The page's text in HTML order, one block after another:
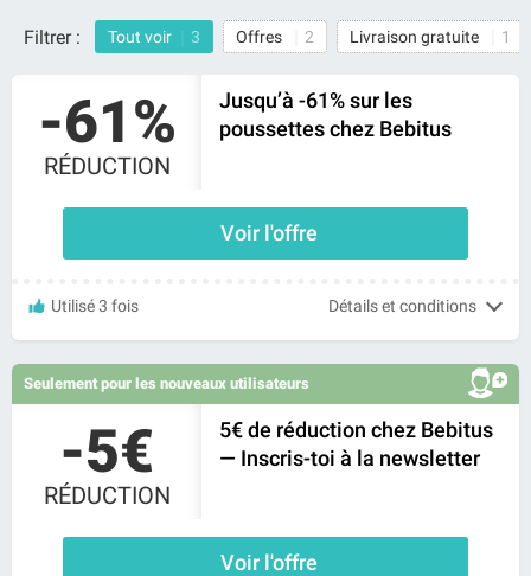
Filtrer : Tout voir 3 Offres 2 Livraison gratuite 1
-61%
RÉDUCTION
Jusqu’à -61% sur les
poussettes chez Bebitus
Voir l'offre
Utilisé 3 fois Détails et conditions
Seulement pour les nouveaux utilisateurs
-5€
RÉDUCTION
5€ de réduction chez Bebitus
— Inscris-toi à la newsletter
Voir l'offre